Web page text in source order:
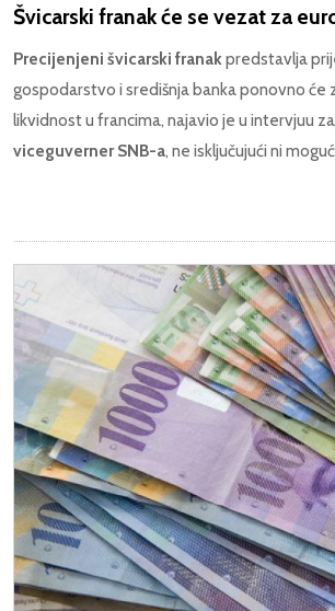
Švicarski franak će se vezat za
Precijenjeni švicarski franakpredstavlja
gospodarstvo i središnja banka ponovno će
likvidnost u francima, najavio je u intervjuu
viceguverner SNB-a, ne isključujući ni